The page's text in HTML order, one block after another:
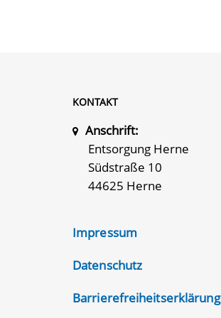
KONTAKT
Anschrift:
Entsorgung Herne
Südstraße 10
44625 Herne
Impressum
Datenschutz
Barrierefreiheitserklärung